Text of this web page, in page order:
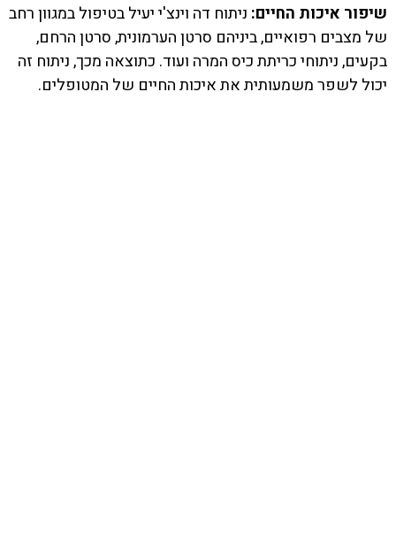
שיפור איכות החיים: ניתוח דה וינצ'י יעיל בטיפול במגוון רחב
של מצבים רפואיים, ביניהם סרטן הערמונית, סרטן הרחם,
בקעים, ניתוחי כריתת כיס המרה ועוד. כתוצאה מכך, ניתוח זה
יכול לשפר משמעותית את איכות החיים של המטופלים.